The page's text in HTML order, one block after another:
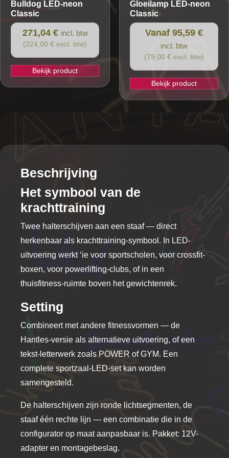
productpagina
Bulldog LED-neon
Classic
271,04 € incl. btw
(224,00 € excl. btw)
Bekijk product
Gloeilamp LED-neon
Classic
Vanaf 95,59 €
incl. btw
(79,00 € excl. btw)
Bekijk product
variaties.
gekozen
de
productpagina
Beschrijving
Het symbool van de
krachttraining
Twee halterschijven aan een staaf — direct
herkenbaar als krachttraining-symbool. In LED-
uitvoering werkt ‘ie voor sportscholen, voor crossfit-
boxen, voor powerlifting-clubs, of in een
thuisfitness-ruimte boven het gewichtenrek.
Setting
Combineert met andere fitnessvormen — de
Hantles-versie als alternatieve uitvoering, of een
tekst-letterwerk zoals POWER of GYM. Een
complete sportzaal-LED-set kan worden
samengesteld.
De halterschijven zijn ronde lichtsegmenten, de
staaf één rechte lijn — een combinatie die in de
configurator op maat aanpasbaar is. Pakket: 12V-
adapter en montagebeslag.